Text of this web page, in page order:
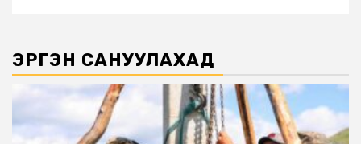
ЭРГЭН САНУУЛАХАД